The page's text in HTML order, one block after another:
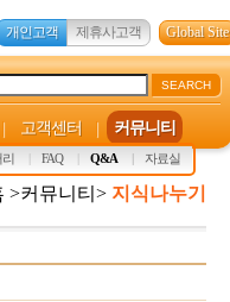
개인고객 제휴사고객 Global Site
SEARCH
| 고객센터 | 커뮤니티
리 FAQ Q&A 자료실
>커뮤니티> 지식나누기